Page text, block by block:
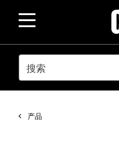
SEARCH
产品